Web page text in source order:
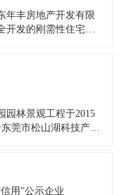
丰房地产开发有限
发的刚需性住宅小
园林景观工程于2015
莞市松山湖科技产业
、给排水及绿化
用”公示企业